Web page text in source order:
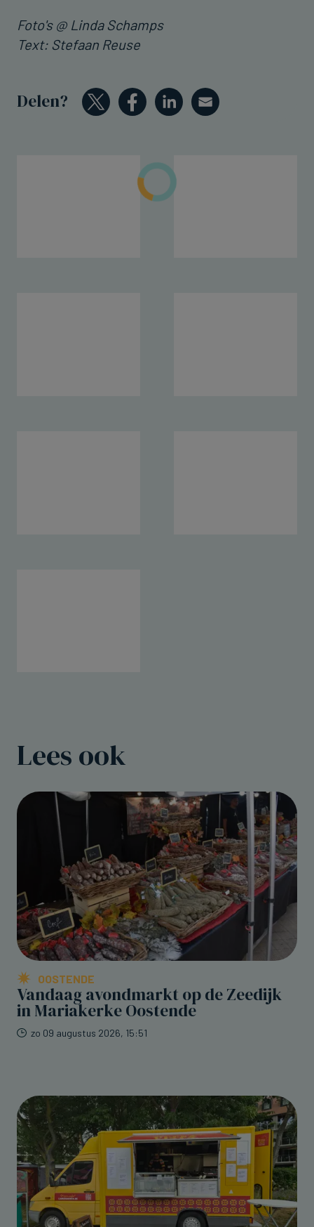
Foto's @ Linda Schamps
Text: Stefaan Reuse
Delen?
Lees ook
OOSTENDE
Vandaag avondmarkt op de Zeedijk
in Mariakerke Oostende
zo 09 augustus 2026, 15:51